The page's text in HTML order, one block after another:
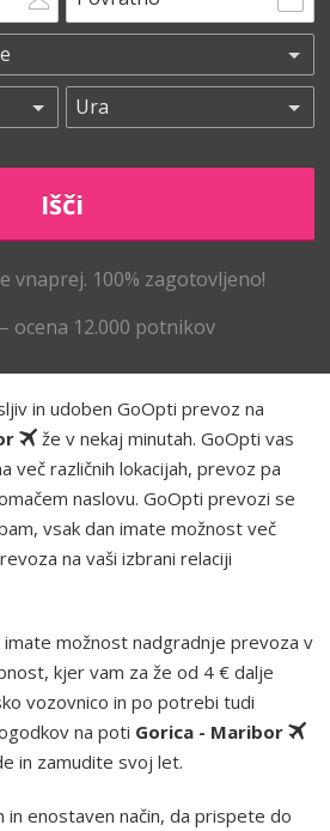
vnaprej. 100% zagotovljeno!
ocena 12.000 potnikov
in udoben GoOpti prevoz na
že v nekaj minutah. GoOpti vas
več različnih lokacijah, prevoz pa
naslovu. GoOpti prevozi se
vsak dan imate možnost več
na vaši izbrani relaciji
možnost nadgradnje prevoza v
kjer vam za že od 4 € dalje
vozovnico in po potrebi tudi
na poti Gorica - Maribor
in zamudite svoj let.
enostaven način, da prispete do